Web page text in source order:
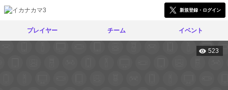
新規登録・ログイン
プレイヤー チーム イベント
523